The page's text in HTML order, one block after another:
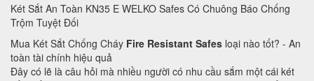
Két Sắt An Toàn KN35 E WELKO Safes Có Chuông Báo Chống
Trộm Tuyệt Đối
Mua Két Sắt Chống Cháy Fire Resistant Safes loại nào tốt? - An
toàn tài chính hiệu quả
Đây có lẽ là câu hỏi mà nhiều người có nhu cầu sắm một cái két